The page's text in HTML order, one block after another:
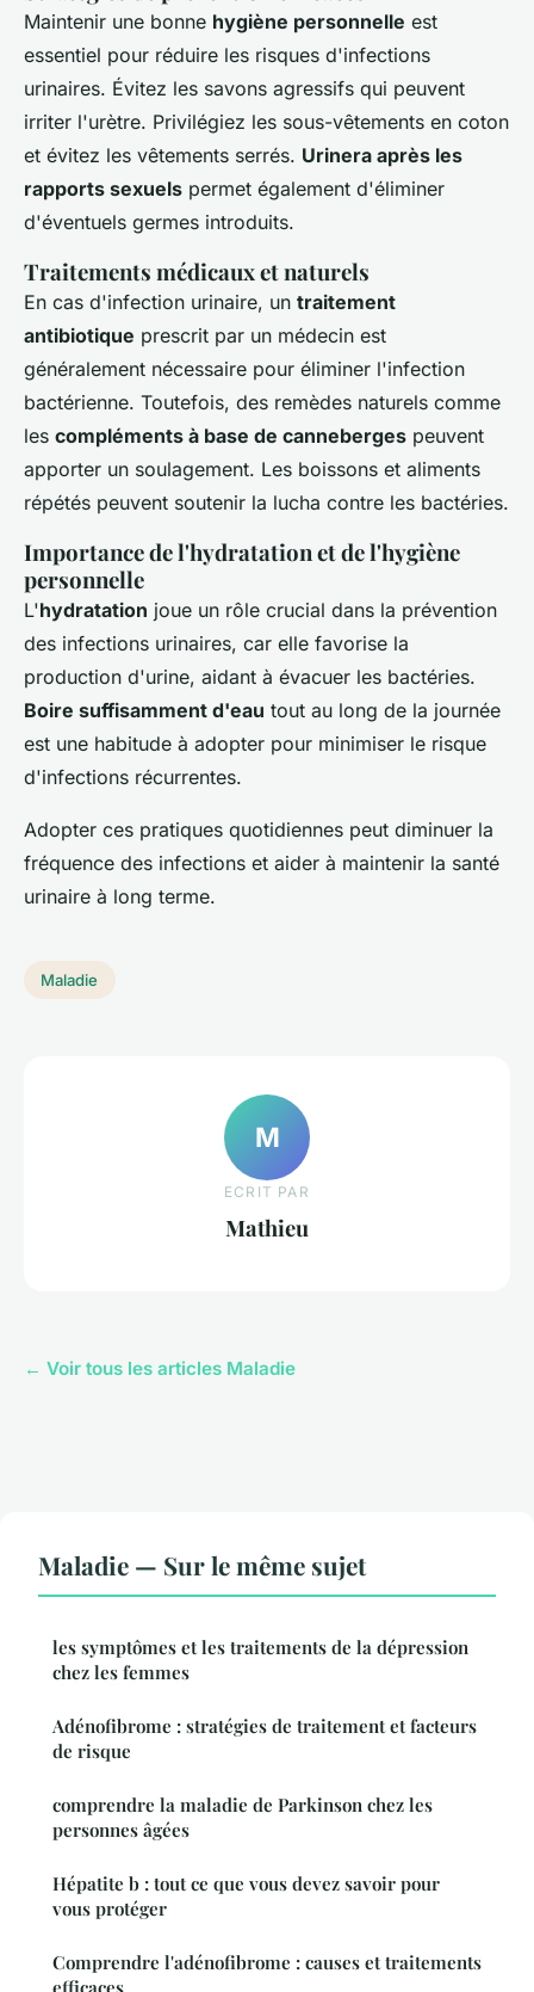
Maintenir une bonne hygiène personnelle est
essentiel pour réduire les risques d'infections
urinaires. Évitez les savons agressifs qui peuvent
irriter l'urètre. Privilégiez les sous-vêtements en coton
et évitez les vêtements serrés. Urinera après les
rapports sexuels permet également d'éliminer
d'éventuels germes introduits.
Traitements médicaux et naturels
En cas d'infection urinaire, un traitement
antibiotique prescrit par un médecin est
généralement nécessaire pour éliminer l'infection
bactérienne. Toutefois, des remèdes naturels comme
les compléments à base de canneberges peuvent
apporter un soulagement. Les boissons et aliments
répétés peuvent soutenir la lucha contre les bactéries.
Importance de l'hydratation et de l'hygiène
personnelle
L'hydratation joue un rôle crucial dans la prévention
des infections urinaires, car elle favorise la
production d'urine, aidant à évacuer les bactéries.
Boire suffisamment d'eau tout au long de la journée
est une habitude à adopter pour minimiser le risque
d'infections récurrentes.
Adopter ces pratiques quotidiennes peut diminuer la
fréquence des infections et aider à maintenir la santé
urinaire à long terme.
Maladie
M
ECRIT PAR
Mathieu
← Voir tous les articles Maladie
Maladie — Sur le même sujet
les symptômes et les traitements de la dépression
chez les femmes
Adénofibrome : stratégies de traitement et facteurs
de risque
comprendre la maladie de Parkinson chez les
personnes âgées
Hépatite b : tout ce que vous devez savoir pour
vous protéger
Comprendre l'adénofibrome : causes et traitements